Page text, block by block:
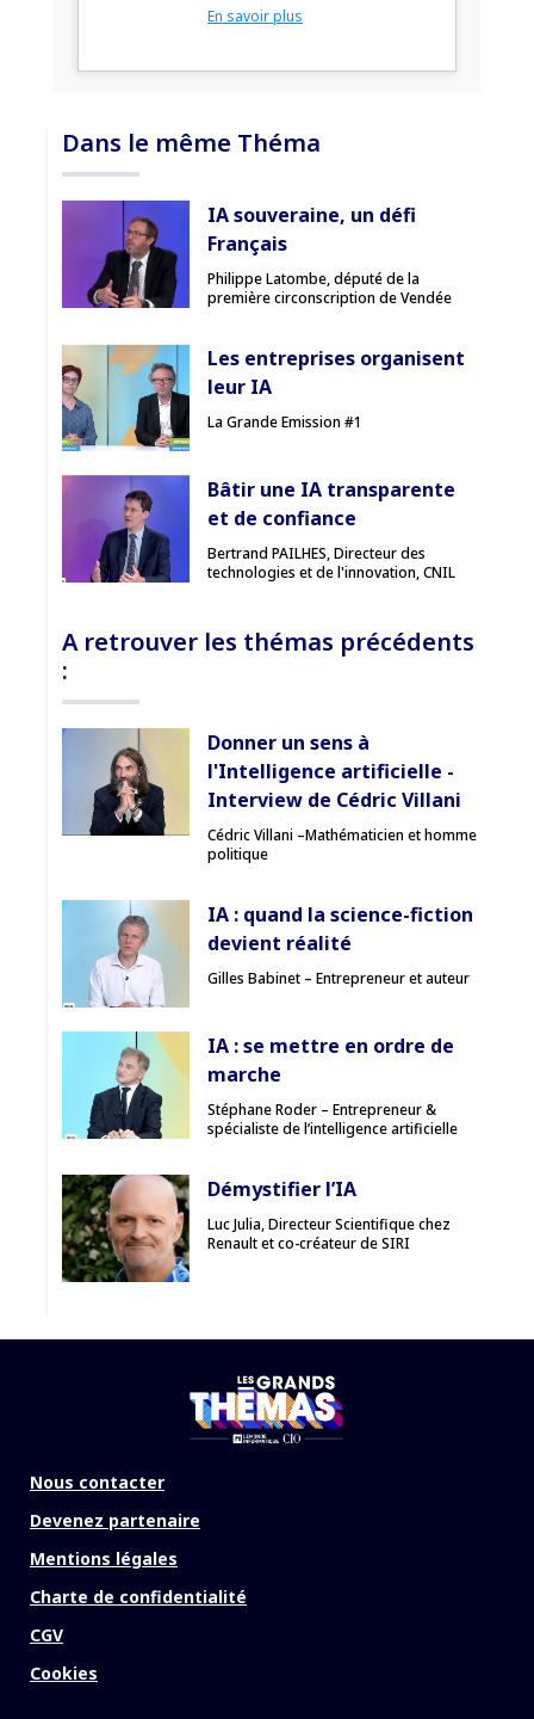
En savoir plus
Dans le même Théma
IA souveraine, un défi
Français
Philippe Latombe, député de la
première circonscription de Vendée
Les entreprises organisent
leur IA
La Grande Emission #1
Bâtir une IA transparente
et de confiance
Bertrand PAILHES, Directeur des
technologies et de l'innovation, CNIL
A retrouver les thémas précédents
:
Donner un sens à
l'Intelligence artificielle -
Interview de Cédric Villani
Cédric Villani –Mathématicien et homme
politique
IA : quand la science-fiction
devient réalité
Gilles Babinet – Entrepreneur et auteur
IA : se mettre en ordre de
marche
Stéphane Roder – Entrepreneur &
spécialiste de l’intelligence artificielle
Démystifier l’IA
Luc Julia, Directeur Scientifique chez
Renault et co-créateur de SIRI
Nous contacter
Devenez partenaire
Mentions légales
Charte de confidentialité
CGV
Cookies